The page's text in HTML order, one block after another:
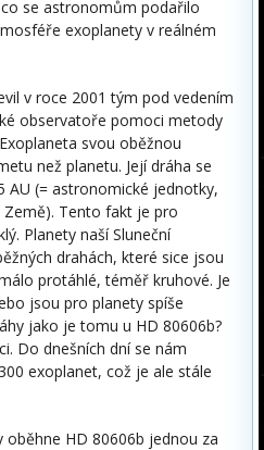
se astronomům podařilo
exoplanety v reálném
v roce 2001 tým pod vedením
observatoře pomoci metody
svou oběžnou
než planetu. Její dráha se
AU (= astronomické jednotky,
Země). Tento fakt je pro
Planety naší Sluneční
drahách, které sice jsou
protáhlé, téměř kruhové. Je
jsou pro planety spíše
jako je tomu u HD 80606b?
Do dnešních dní se nám
exoplanet, což je ale stále
HD 80606b jednou za